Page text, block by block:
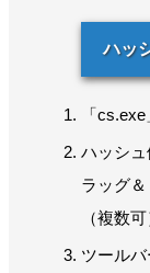
ハッ
「
ハッシ
ラッグ＆
（複数可
ツール